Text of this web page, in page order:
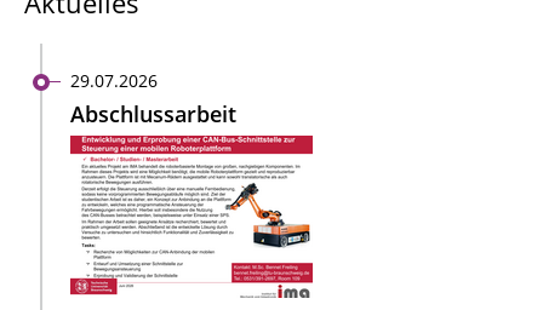
29.07.2026
Abschlussarbeit